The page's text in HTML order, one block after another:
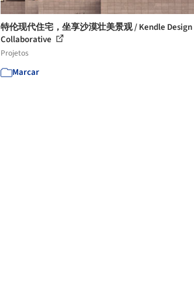
特伦现代住宅，坐享沙漠壮美景观 / Kendle Design
Collaborative
Projetos
Marcar